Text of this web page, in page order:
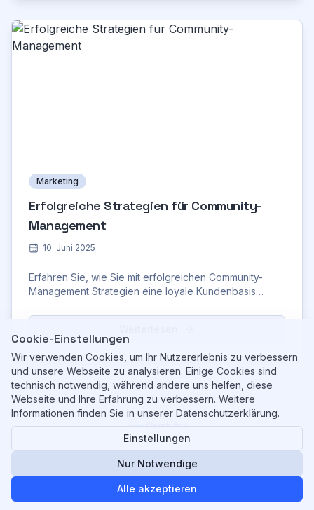
Marketing
Erfolgreiche Strategien für Community-
Management
10. Juni 2025
Erfahren Sie, wie Sie mit erfolgreichen Community-
Management Strategien eine loyale Kundenbasis
Curtify
Curtify. All rights reserved.
Ihr KI-gestützter Partner für Shopify & Content.
ImpressumDatenschutzerklärung
Cookie-Einstellungen
Wir verwenden Cookies, um Ihr Nutzererlebnis zu verbessern
und unsere Webseite zu analysieren. Einige Cookies sind
technisch notwendig, während andere uns helfen, diese
Webseite und Ihre Erfahrung zu verbessern. Weitere
Informationen finden Sie in unserer Datenschutzerklärung.
Einstellungen
Nur Notwendige
Alle akzeptieren